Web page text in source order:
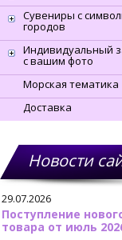
Сувениры с
городов
Индивидуальный
с вашим фото
Морская тематика
Доставка
Новости
29.07.2026
Поступление
товара от июль